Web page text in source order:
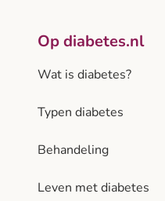
Op diabetes.nl
Wat is diabetes?
Typen diabetes
Behandeling
Leven met diabetes